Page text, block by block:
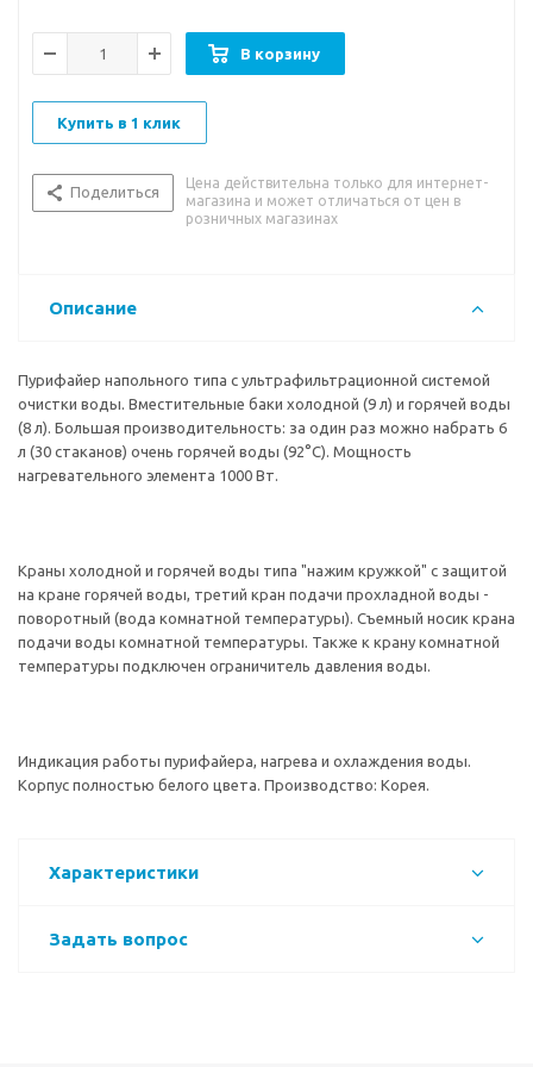
прохладной воды - поворотный (вода комнатной
температуры). Съемный носик крана подачи воды комнатной
подключен ограничитель давления воды.
Индикация работы пурифайера, нагрева и охлаждения воды.
В корзину
Купить в 1 клик
Поделиться
Цена действительна только для интернет-
магазина и может отличаться от цен в
розничных магазинах
Описание
Пурифайер напольного типа с ультрафильтрационной системой
очистки воды. Вместительные баки холодной (9 л) и горячей воды
(8 л). Большая производительность: за один раз можно набрать 6
л (30 стаканов) очень горячей воды (92°С). Мощность
нагревательного элемента 1000 Вт.
Краны холодной и горячей воды типа "нажим кружкой" с защитой
на кране горячей воды, третий кран подачи прохладной воды -
поворотный (вода комнатной температуры). Съемный носик крана
подачи воды комнатной температуры. Также к крану комнатной
температуры подключен ограничитель давления воды.
Индикация работы пурифайера, нагрева и охлаждения воды.
Корпус полностью белого цвета. Производство: Корея.
Характеристики
Задать вопрос